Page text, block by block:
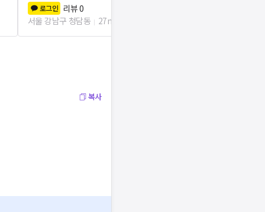
로그인 리뷰0
서울 강남구 청담동
27m
복사